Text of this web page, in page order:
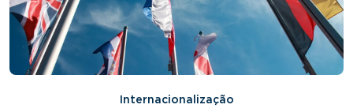
Internacionalização